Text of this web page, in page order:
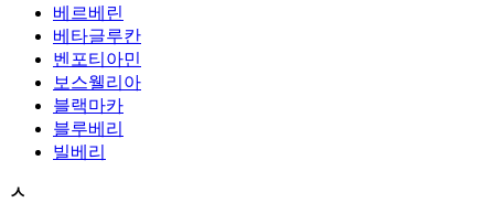
베르베린
베타글루칸
벤포티아민
보스웰리아
블랙마카
블루베리
빌베리
ㅅ